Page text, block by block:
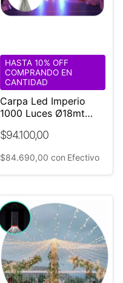
Carpa Led Imperio
1000 Luces Ø18mt
Casamiento
$94.100,00
HASTA 10% OFF
COMPRANDO EN
CANTIDAD
$84.690,00 con Efectivo